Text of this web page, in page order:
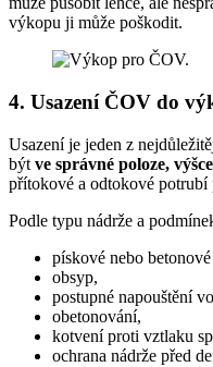
výkopu ji může poškodit.
4. Usazení ČOV do
Usazení je jeden z
být ve správné poloze,
přítokové a odtokové potrubí
Podle typu nádrže a
pískové nebo
obsyp,
postupné napouštění
obetonování,
kotvení proti vztlaku
ochrana nádrže před